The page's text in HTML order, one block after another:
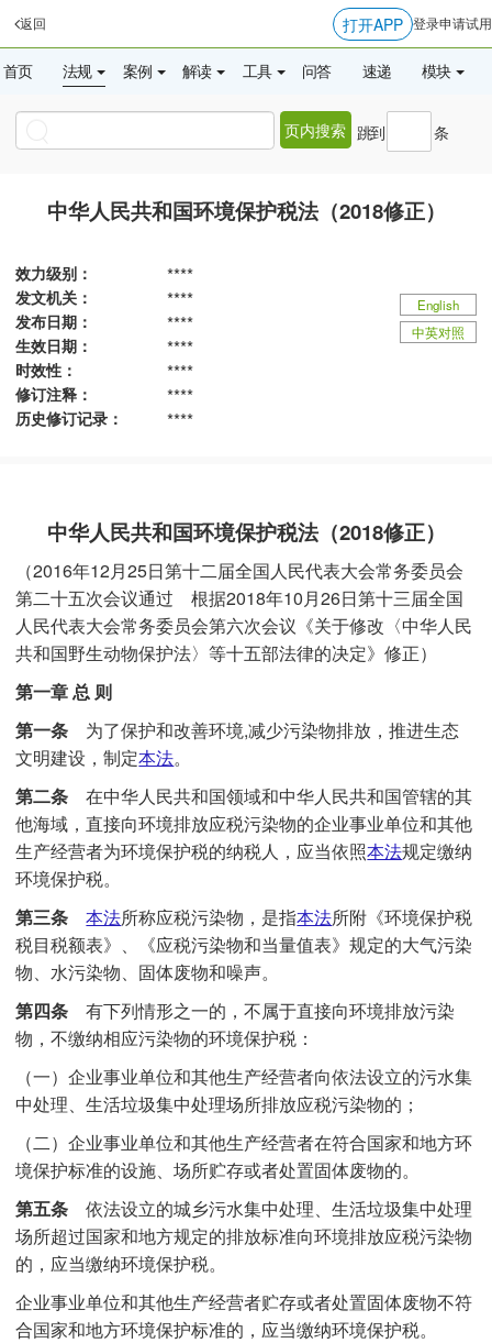
返回 打开APP 登录申请试用
首页 法规 案例 解读 工具 问答 速递 模块
页内搜索 跳到 条
中华人民共和国环境保护税法（2018修正）
English
中英对照
效力级别： ****
发文机关： ****
发布日期： ****
生效日期： ****
时效性： ****
修订注释： ****
历史修订记录： ****
中华人民共和国环境保护税法（2018修正）
（2016年12月25日第十二届全国人民代表大会常务委员会
第二十五次会议通过 根据2018年10月26日第十三届全国
人民代表大会常务委员会第六次会议《关于修改〈中华人民
共和国野生动物保护法〉等十五部法律的决定》修正）
第一章 总 则
第一条 为了保护和改善环境,减少污染物排放，推进生态
文明建设，制定本法。
第二条在中华人民共和国领域和中华人民共和国管辖的其
他海域，直接向环境排放应税污染物的企业事业单位和其他
生产经营者为环境保护税的纳税人，应当依照本法规定缴纳
环境保护税。
第三条本法所称应税污染物，是指本法所附《环境保护税
税目税额表》、《应税污染物和当量值表》规定的大气污染
物、水污染物、固体废物和噪声。
第四条有下列情形之一的，不属于直接向环境排放污染
物，不缴纳相应污染物的环境保护税：
（一）企业事业单位和其他生产经营者向依法设立的污水集
中处理、生活垃圾集中处理场所排放应税污染物的；
（二）企业事业单位和其他生产经营者在符合国家和地方环
境保护标准的设施、场所贮存或者处置固体废物的。
第五条依法设立的城乡污水集中处理、生活垃圾集中处理
场所超过国家和地方规定的排放标准向环境排放应税污染物
的，应当缴纳环境保护税。
企业事业单位和其他生产经营者贮存或者处置固体废物不符
合国家和地方环境保护标准的，应当缴纳环境保护税。